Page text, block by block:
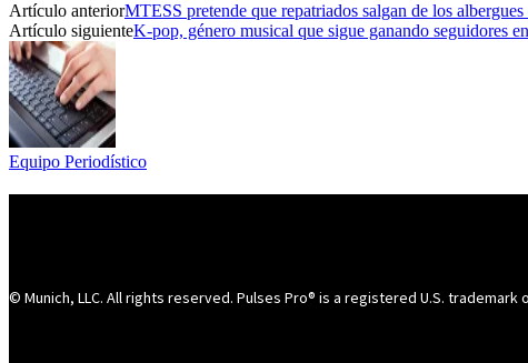
Artículo anteriorMTESS pretende que repatriados salgan de los
Artículo siguienteK-pop, género musical que sigue ganando seguidores
Equipo Periodístico
© Munich, LLC. All rights reserved. Pulses Pro® is a registered U.S. trademark